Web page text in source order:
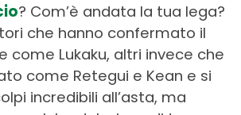
? Com’è andata la tua lega?
che hanno confermato il
come Lukaku, altri invece che
come Retegui e Kean e si
incredibili all’asta, ma